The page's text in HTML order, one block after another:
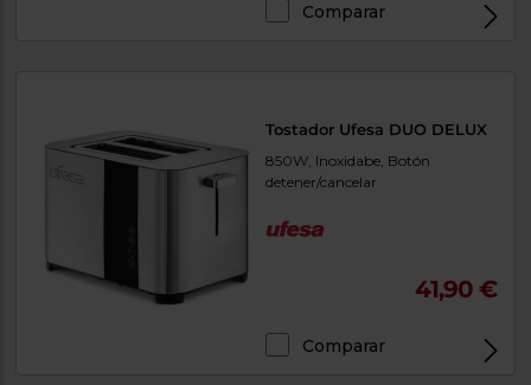
Comparar
Tostador Ufesa DUO DELUX
850W, Inoxidabe, Botón
detener/cancelar
41,90 €
Comparar